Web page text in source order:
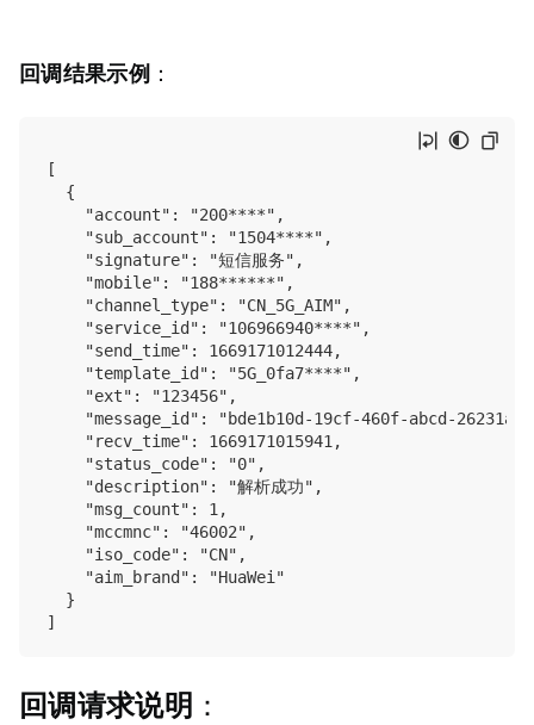
回调结果示例：
[
  {
    "account": "200****",
    "sub_account": "1504****",
    "signature": "短信服务",
    "mobile": "188******",
    "channel_type": "CN_5G_AIM",
    "service_id": "106966940****",
    "send_time": 1669171012444,
    "template_id": "5G_0fa7****",
    "ext": "123456",
"message_id": "bde1b10d-19cf-460f-abcd-
    "recv_time": 1669171015941,
    "status_code": "0",
    "description": "解析成功",
    "msg_count": 1,
    "mccmnc": "46002",
    "iso_code": "CN",
    "aim_brand": "HuaWei"
  }
回调请求说明 ：